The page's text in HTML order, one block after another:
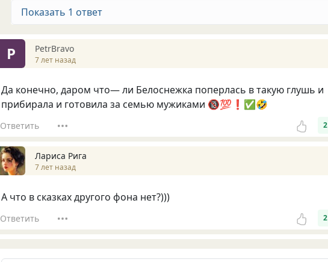
Показать 1 ответ
P PetrBravo
7 лет назад
Да конечно, даром что— ли Белоснежка поперлась в такую глушь и
прибирала и готовила за семью мужиками 🔞💯❗️✅🤣
Ответить 2
Лариса Рига
7 лет назад
А что в сказках другого фона нет?)))
Ответить 2